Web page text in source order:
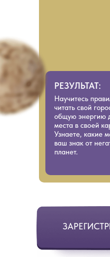
РЕЗУЛЬТАТ:
Научитесь
читать свой
общую энергию
места в своей
Узнаете, какие
ваш знак от
планет.